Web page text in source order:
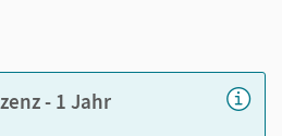
- 1 Jahr